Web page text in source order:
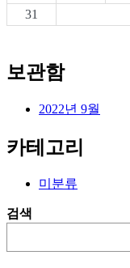
31
보관함
2022년 9월
카테고리
미분류
검색